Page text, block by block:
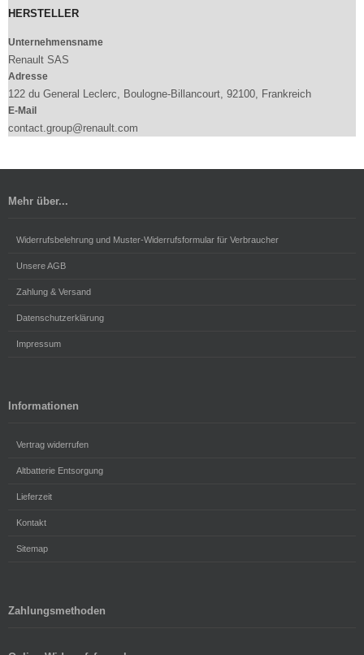
HERSTELLER
Unternehmensname
Renault SAS
Adresse
122 du General Leclerc, Boulogne-Billancourt, 92100, Frankreich
E-Mail
contact.group@renault.com
Mehr über...
Widerrufsbelehrung und Muster-Widerrufsformular für Verbraucher
Unsere AGB
Zahlung & Versand
Datenschutzerklärung
Impressum
Informationen
Vertrag widerrufen
Altbatterie Entsorgung
Lieferzeit
Kontakt
Sitemap
Zahlungsmethoden